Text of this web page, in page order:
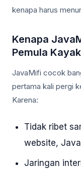
kenapa harus
Kenapa
Pemula
JavaMifi cocok
pertama kali pergi
Karena:
Tidak ribet
website,
Jaringan